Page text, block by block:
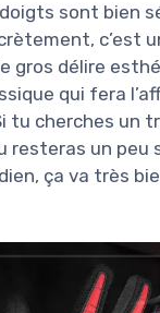
sont bien
c’est
gros délire
qui fera
tu cherches un
resteras un peu
ça va très